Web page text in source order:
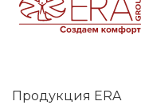
Продукция ERA